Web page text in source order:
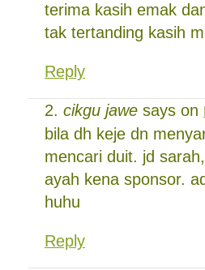
terima kasih emak
tak tertanding kasih
Reply
cikgu jawe says on
bila dh keje dn
mencari duit. jd
ayah kena sponsor.
huhu
Reply